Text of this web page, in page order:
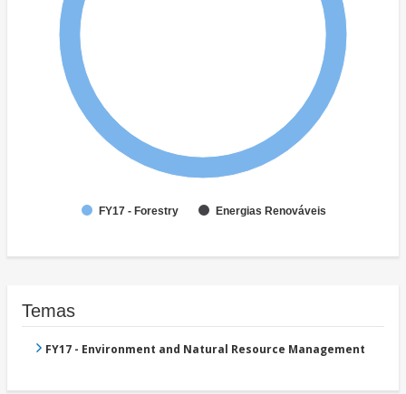
FY17 - Forestry Energias Renováveis
Temas
FY17 - Environment and Natural Resource Management